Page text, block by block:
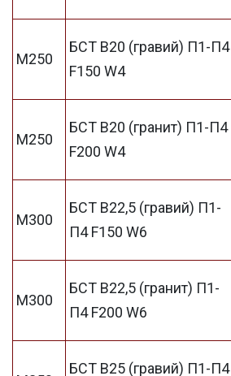
М250
БСТ В20 (гравий) П1-П4
F150 W4
М250
БСТ В20 (гранит) П1-П4
F200 W4
М300
БСТ В22,5 (гравий) П1-
П4 F150 W6
М300
БСТ В22,5 (гранит) П1-
П4 F200 W6
БСТ В25 (гравий) П1-П4